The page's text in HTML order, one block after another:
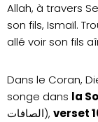
Allah, à travers
son fils, Ismaïl.
allé voir son fils
Dans le Coran,
songe dans la
الصافات), verset